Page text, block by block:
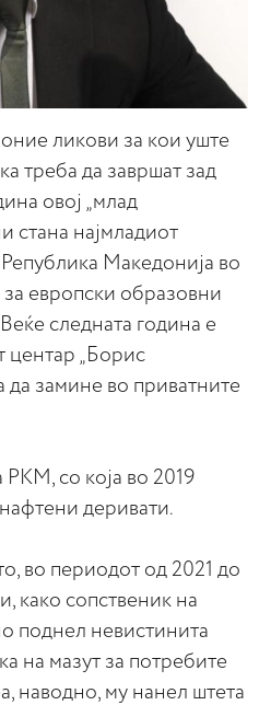
ликови за кои уште
треба да завршат зад
овој „млад
стана најмладиот
Македонија во
европски образовни
следната година е
центар „Борис
да замине во приватните
РКМ, со која во 2019
деривати.
во периодот од 2021 до
како сопственик на
поднел невистинита
на мазут за потребите
наводно, му нанел штета